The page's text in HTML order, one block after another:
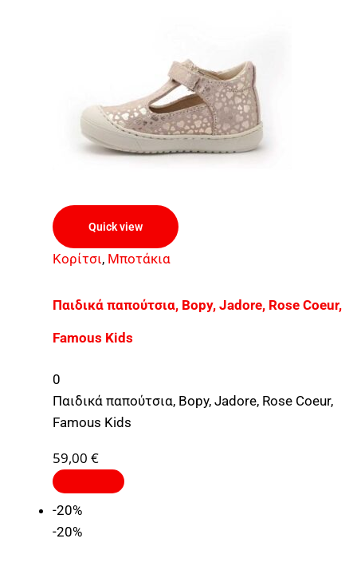
Quick view
Κορίτσι, Μποτάκια
Παιδικά παπούτσια, Bopy, Jadore, Rose Cοeur,
Famous Kids
0
Παιδικά παπούτσια, Bopy, Jadore, Rose Cοeur,
Famous Kids
59,00 €
-20%
-20%